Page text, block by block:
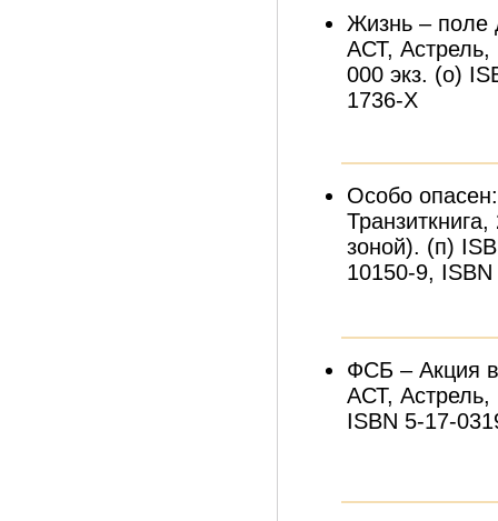
Жизнь –
АСТ, Астрель,
000 экз. (о)
1736-Х
Особо
зоной). (п)
10150-9,
ФСБ – Акция
АСТ, Астрель,
ISBN 5-17-